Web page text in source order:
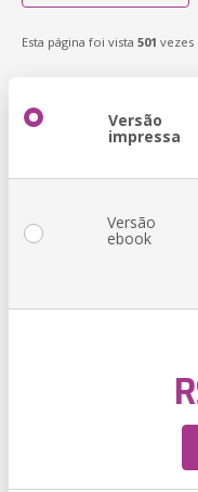
Esta página foi vista 501 vezes
Versão
impressa
Versão
ebook